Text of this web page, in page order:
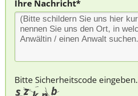
Ihre Nachricht*
Bitte Sicherheitscode eingeben.